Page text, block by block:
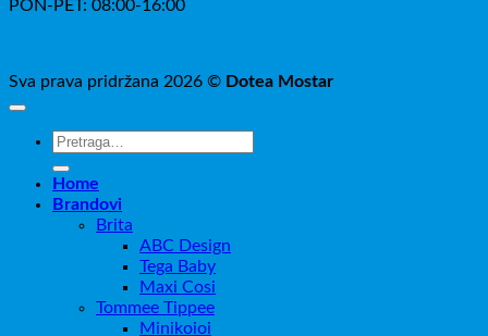
PON-PET: 08:00-16:00
Sva prava pridržana 2026 © Dotea Mostar
Pretraži:
Home
Brandovi
Brita
ABC Design
Tega Baby
Maxi Cosi
Tommee Tippee
Minikoioi